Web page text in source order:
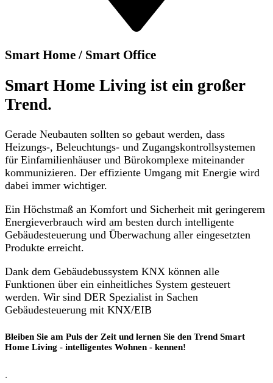
Smart Home / Smart Office
Smart Home Living ist ein großer
Trend.
Gerade Neubauten sollten so gebaut werden, dass
Heizungs-, Beleuchtungs- und Zugangskontrollsystemen
für Einfamilienhäuser und Bürokomplexe miteinander
kommunizieren. Der effiziente Umgang mit Energie wird
dabei immer wichtiger.
Ein Höchstmaß an Komfort und Sicherheit mit geringerem
Energieverbrauch wird am besten durch intelligente
Gebäudesteuerung und Überwachung aller eingesetzten
Produkte erreicht.
Dank dem Gebäudebussystem KNX können alle
Funktionen über ein einheitliches System gesteuert
werden. Wir sind DER Spezialist in Sachen
Gebäudesteuerung mit KNX/EIB
Bleiben Sie am Puls der Zeit und lernen Sie den Trend Smart
Home Living - intelligentes Wohnen - kennen!
.